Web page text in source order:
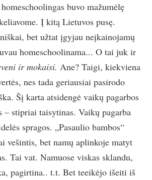
buvo mažumėlę
Į kitą Lietuvos pusę.
bet užtat įgyjau neįkainojamų
homeschoolinama... O tai juk ir
ir mokaisi.Ane? Taigi, kiekviena
nes tada geriausiai pasirodo
Šį karta atsidengė vaikų pagarbos
– stipriai taisytinas. Vaikų pagarba
spragos. „Pasaulio bambos“
vešintis, bet namų aplinkoje matyt
Tai vat. Namuose viskas sklandu,
pagirtina.. t.t. Bet teeikėjo išeiti iš